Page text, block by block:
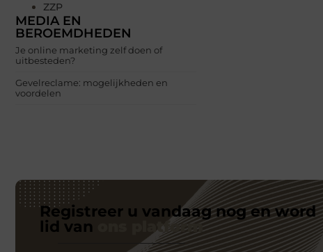
ZZP
MEDIA EN
BEROEMDHEDEN
Je online marketing zelf doen of
uitbesteden?
Gevelreclame: mogelijkheden en
voordelen
Registreer u vandaag nog en word
lid van
ons platform